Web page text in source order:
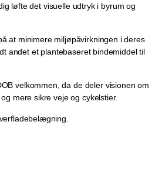
løfte det visuelle udtryk i byrum og
at minimere miljøpåvirkningen i deres
andet et plantebaseret bindemiddel til
velkommen, da de deler visionen om
mere sikre veje og cykelstier.